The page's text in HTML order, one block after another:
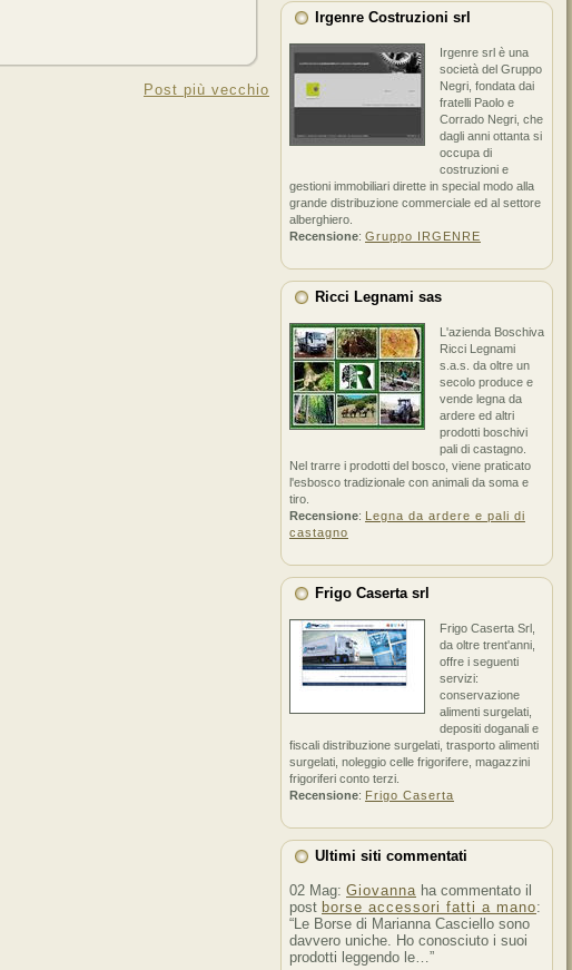
Post più vecchio
Irgenre Costruzioni srl
Irgenre srl è una
società del Gruppo
Negri, fondata dai
fratelli Paolo e
Corrado Negri, che
dagli anni ottanta si
occupa di
costruzioni e
gestioni immobiliari dirette in special modo alla
grande distribuzione commerciale ed al settore
alberghiero.
Recensione: Gruppo IRGENRE
Ricci Legnami sas
L'azienda Boschiva
Ricci Legnami
s.a.s. da oltre un
secolo produce e
vende legna da
ardere ed altri
prodotti boschivi
pali di castagno.
Nel trarre i prodotti del bosco, viene praticato
l'esbosco tradizionale con animali da soma e
tiro.
Recensione: Legna da ardere e pali di
castagno
Frigo Caserta srl
Frigo Caserta Srl,
da oltre trent'anni,
offre i seguenti
servizi:
conservazione
alimenti surgelati,
depositi doganali e
fiscali distribuzione surgelati, trasporto alimenti
surgelati, noleggio celle frigorifere, magazzini
frigoriferi conto terzi.
Recensione: Frigo Caserta
Ultimi siti commentati
02 Mag: Giovanna ha commentato il
post borse accessori fatti a mano:
“Le Borse di Marianna Casciello sono
davvero uniche. Ho conosciuto i suoi
prodotti leggendo le…”